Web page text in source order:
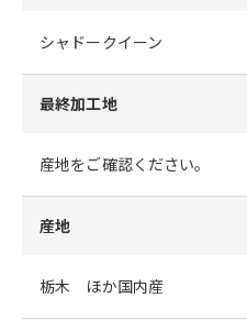
シャドークイーン
最終加工地
産地をご確認ください。
産地
栃木 ほか国内産